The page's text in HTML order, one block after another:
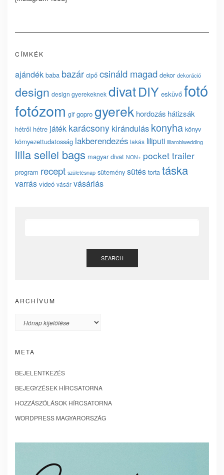
CÍMKÉK
ajándék baba bazár cipő csináld magad dekor dekoráció
design design gyerekeknek divatDIY esküvő fotó
fotózom gif gopro gyerek hordozás hátizsák
hétről hétre játék karácsony kirándulás konyha könyv
környezettudatosság lakberendezés lakás liliputi lillarobiwedding
lilla sellei bags magyar divat NON+ pocket trailer
program recept születésnap sütemény sütés torta táska
varrás videó vásár vásárlás
SEARCH
ARCHÍVUM
Archívum
META
BEJELENTKEZÉS
BEJEGYZÉSEK HÍRCSATORNA
HOZZÁSZÓLÁSOK HÍRCSATORNA
WORDPRESS MAGYARORSZÁG